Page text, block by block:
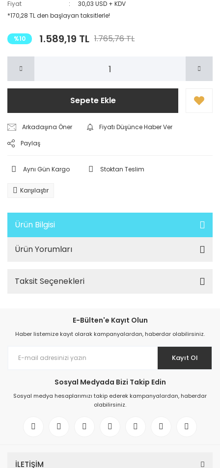
Fiyat
30,03 USD + KDV
*170,28 TL den başlayan taksitlerle!
%10 1.589,19 TL 1.765,76 TL
Sepete Ekle
Arkadaşına Öner
Fiyatı Düşünce Haber Ver
Paylaş
Aynı Gün Kargo Stoktan Teslim
Karşılaştır
Ürün Bilgisi
Ürün Yorumları
Taksit Seçenekleri
E-Bülten'e Kayıt Olun
Haber listemize kayıt olarak kampanyalardan, haberdar olabilirsiniz.
Kayıt Ol
Sosyal Medyada Bizi Takip Edin
Sosyal medya hesaplarımızı takip ederek kampanyalardan, haberdar
olabilirsiniz.
İLETİŞİM